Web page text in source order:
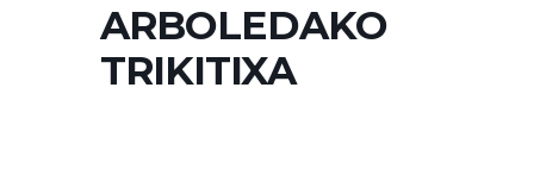
ARBOLEDAKO
TRIKITIXA